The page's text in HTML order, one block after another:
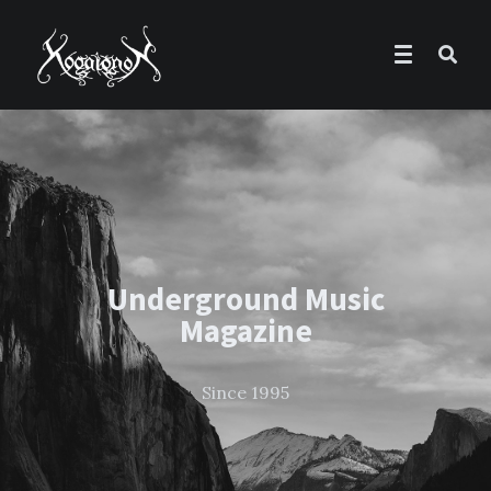
Underground Music
Magazine
Since 1995